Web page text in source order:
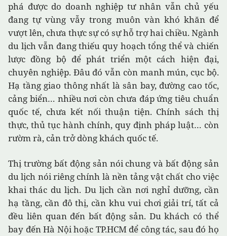
phá được do doanh nghiệp tư nhân vẫn chủ yếu
đang tự vùng vẫy trong muôn vàn khó khăn để
vượt lên, chưa thực sự có sự hỗ trợ hai chiều. Ngành
du lịch vẫn đang thiếu quy hoạch tổng thể và chiến
lược đồng bộ để phát triển một cách hiện đại,
chuyên nghiệp. Đâu đó vẫn còn manh mún, cục bộ.
Hạ tầng giao thông nhất là sân bay, đường cao tốc,
cảng biển… nhiều nơi còn chưa đáp ứng tiêu chuẩn
quốc tế, chưa kết nối thuận tiện. Chính sách thị
thực, thủ tục hành chính, quy định pháp luật… còn
rườm rà, cản trở dòng khách quốc tế.
Thị trường bất động sản nói chung và bất động sản
du lịch nói riêng chính là nền tảng vật chất cho việc
khai thác du lịch. Du lịch cần nơi nghỉ dưỡng, cần
hạ tầng, cần đô thị, cần khu vui chơi giải trí, tất cả
đều liên quan đến bất động sản. Du khách có thể
bay đến Hà Nội hoặc TP.HCM để công tác, sau đó họ